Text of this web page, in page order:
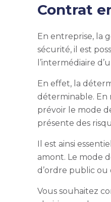
Contrat
En entreprise, la
sécurité, il est
l’intermédiaire
En effet, la
déterminable. En
prévoir le mode
présente des
Il est ainsi
amont. Le mode
d’ordre public ou
Vous souhaitez